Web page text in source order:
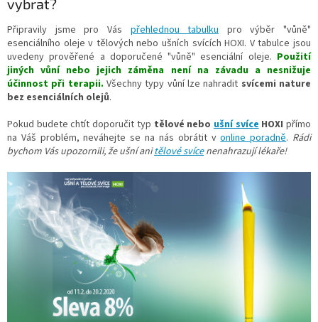
vybrat?
Připravily jsme pro Vás přehlednou tabulku pro výběr "vůně"
esenciálního oleje v tělových nebo ušních svících HOXI. V tabulce jsou
uvedeny prověřené a doporučené "vůně" esenciální oleje. Použití
jiných vůní nebo jejich záměna není na závadu a nesnižuje
účinnost při terapii. Všechny typy vůní lze nahradit svícemi nature
bez esenciálních olejů.
Pokud budete chtít doporučit typ tělové nebo ušní svíce HOXI přímo
na Váš problém, neváhejte se na nás obrátit vonline poradně. Rádi
bychom Vás upozornili, že ušní anitělové svícenenahrazují lékaře!